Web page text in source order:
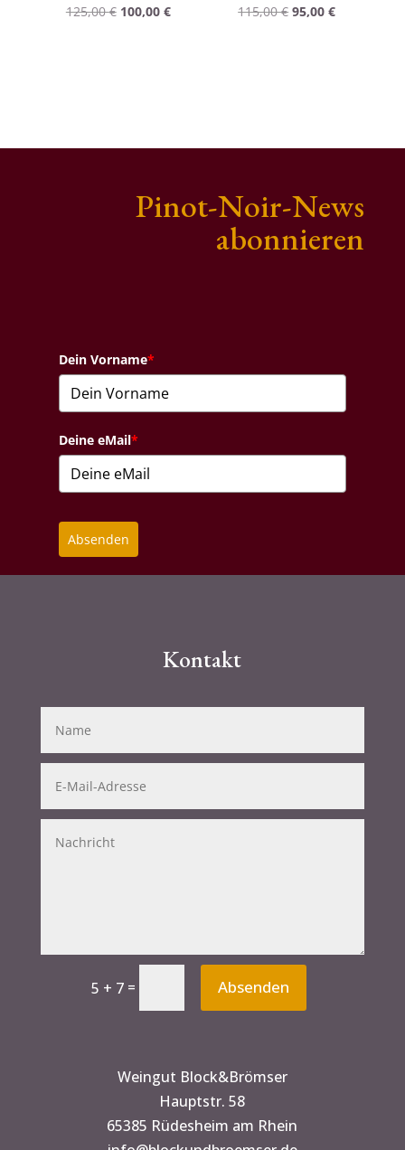
125,00€ Ursprünglicher
100,00 €Aktueller
115,00€ Ursprünglicher
95,00€Aktueller
Pinot-Noir-News
abonnieren
Dein Vorname*
Deine eMail*
Absenden
Kontakt
5 + 7= Absenden
Weingut Block&Brömser
Hauptstr. 58
65385 Rüdesheim am Rhein